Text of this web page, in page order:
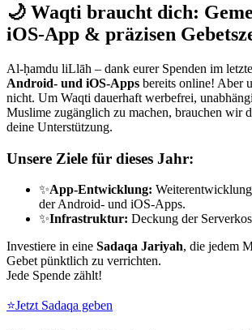
🌙 Waqti braucht dich:
iOS-App & präzisen
Al-ḥamdu liLlāh – dank eurer Spenden im
Android- und iOS-Apps bereits online! Aber
nicht. Um Waqti dauerhaft werbefrei,
Muslime zugänglich zu machen, brauchen wir
deine Unterstützung.
Unsere Ziele für dieses Jahr:
✨App-Entwicklung:
der Android- und iOS-Apps.
✨Infrastruktur: Deckung der
Investiere in eine Sadaqa Jariyah, die jedem
Gebet pünktlich zu verrichten.
Jede Spende zählt!
⭐Jetzt Sadaqa geben